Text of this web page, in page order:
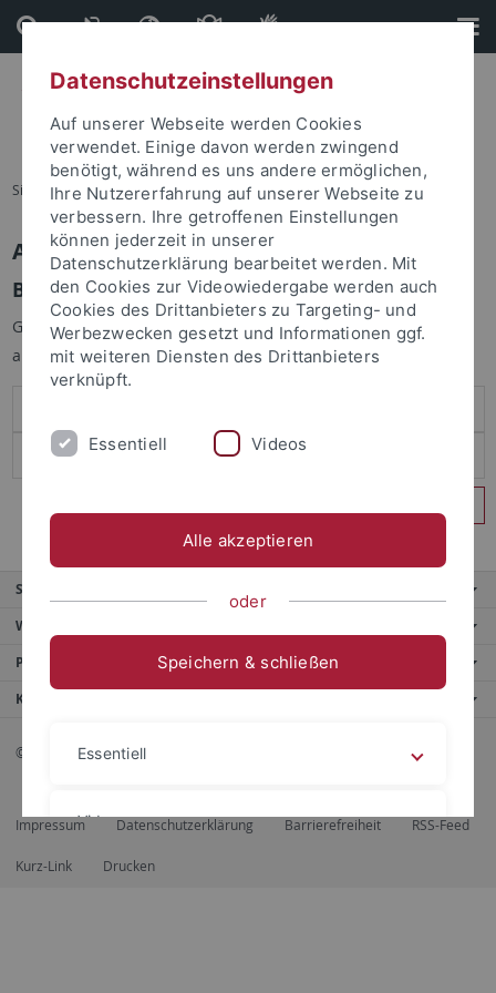
Direkt
zum
Inhalt
Direkt
zur
Fußleiste
Sie sind hier: Startseite
Anmelden
Benutzeranmeldung
Geben Sie Ihren Benutzernamen und Ihr Passwort an um sich
anzumelden:
Service
Weitere Angebote
Portale
Kontaktinfo
© 2026 Eberhard Karls Universität Tübingen, Tübingen
Impressum Datenschutzerklärung Barrierefreiheit RSS-Feed
Kurz-Link Drucken
Datenschutzeinstellungen
Auf unserer Webseite werden Cookies
verwendet. Einige davon werden zwingend
benötigt, während es uns andere ermöglichen,
Ihre Nutzererfahrung auf unserer Webseite zu
verbessern. Ihre getroffenen Einstellungen
können jederzeit in unserer
Datenschutzerklärung bearbeitet werden. Mit
den Cookies zur Videowiedergabe werden auch
Cookies des Drittanbieters zu Targeting- und
Werbezwecken gesetzt und Informationen ggf.
mit weiteren Diensten des Drittanbieters
verknüpft.
Essentiell Videos
Alle akzeptieren
oder
Speichern & schließen
Essentiell
Videos